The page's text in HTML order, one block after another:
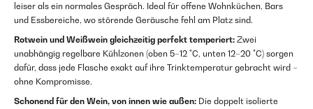
leiser als ein normales Gespräch. Ideal für offene Wohnküchen, Bars
und Essbereiche, wo störende Geräusche fehl am Platz sind.
Rotwein und Weißwein gleichzeitig perfekt temperiert: Zwei
unabhängig regelbare Kühlzonen (oben 5–12 °C, unten 12–20 °C) sorgen
dafür, dass jede Flasche exakt auf ihre Trinktemperatur gebracht wird –
ohne Kompromisse.
Schonend für den Wein, von innen wie außen: Die doppelt isolierte